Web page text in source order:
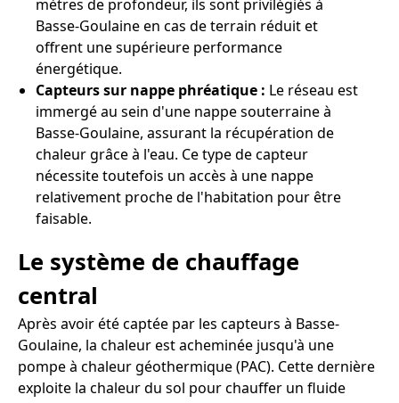
mètres de profondeur, ils sont privilégiés à
Basse-Goulaine en cas de terrain réduit et
offrent une supérieure performance
énergétique.
Capteurs sur nappe phréatique : Le réseau est
immergé au sein d'une nappe souterraine à
Basse-Goulaine, assurant la récupération de
chaleur grâce à l'eau. Ce type de capteur
nécessite toutefois un accès à une nappe
relativement proche de l'habitation pour être
faisable.
Le système de chauffage
central
Après avoir été captée par les capteurs à Basse-
Goulaine, la chaleur est acheminée jusqu'à une
pompe à chaleur géothermique (PAC). Cette dernière
exploite la chaleur du sol pour chauffer un fluide